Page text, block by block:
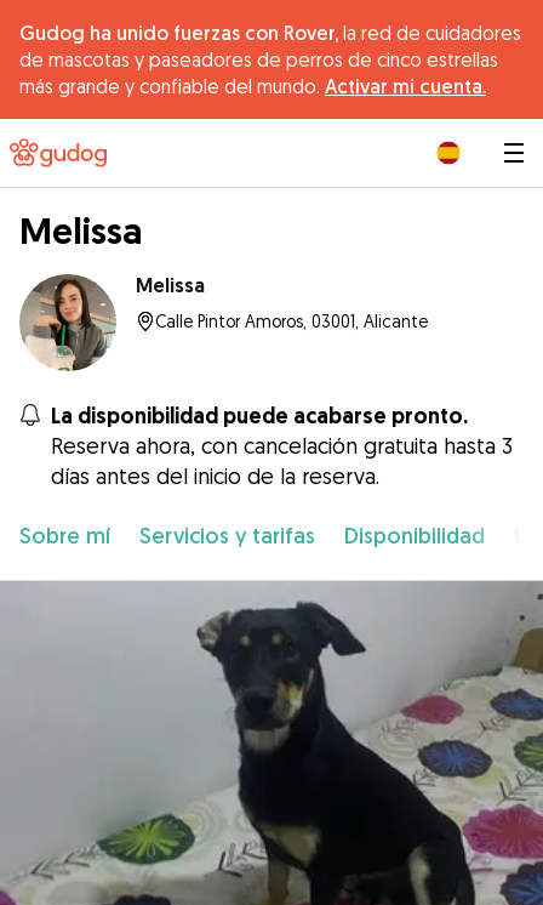
Gudog ha unido fuerzas con Rover, la red de cuidadores
de mascotas y paseadores de perros de cinco estrellas
más grande y confiable del mundo. Activar mi cuenta.
Melissa
Melissa
Calle Pintor Amoros, 03001, Alicante
La disponibilidad puede acabarse pronto.
Reserva ahora, con cancelación gratuita hasta 3
días antes del inicio de la reserva.
Sobre mí Servicios y tarifas Disponibilidad